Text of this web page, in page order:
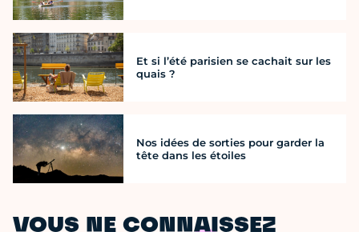
Et si l’été parisien se cachait sur les
quais ?
Nos idées de sorties pour garder la
tête dans les étoiles
VOUS NE CONNAISSEZ